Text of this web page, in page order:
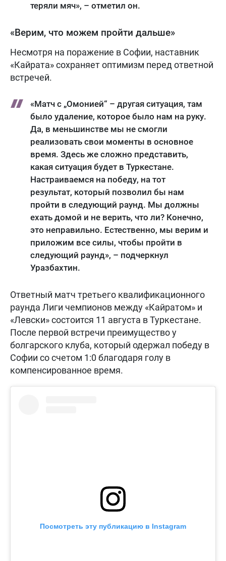
теряли мяч», – отметил он.
«Верим, что можем пройти дальше»
Несмотря на поражение в Софии, наставник
«Кайрата» сохраняет оптимизм перед ответной
встречей.
«Матч с „Омонией“ – другая ситуация, там
было удаление, которое было нам на руку.
Да, в меньшинстве мы не смогли
реализовать свои моменты в основное
время. Здесь же сложно представить,
какая ситуация будет в Туркестане.
Настраиваемся на победу, на тот
результат, который позволил бы нам
пройти в следующий раунд. Мы должны
ехать домой и не верить, что ли? Конечно,
это неправильно. Естественно, мы верим и
приложим все силы, чтобы пройти в
следующий раунд», – подчеркнул
Уразбахтин.
Ответный матч третьего квалификационного
раунда Лиги чемпионов между «Кайратом» и
«Левски» состоится 11 августа в Туркестане.
После первой встречи преимущество у
болгарского клуба, который одержал победу в
Софии со счетом 1:0 благодаря голу в
компенсированное время.
Посмотреть эту публикацию в Instagram